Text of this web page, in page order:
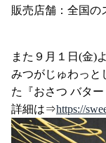
販売店舗：全国の
また９月１日(金)
みつがじゅわっと
た『おさつ バタ
詳細は⇒https://